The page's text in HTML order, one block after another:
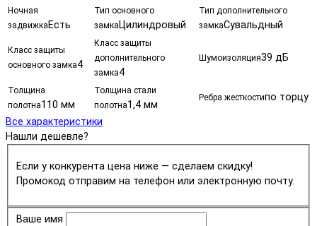
Ночная
задвижка Есть
Тип основного
замка Цилиндровый
Тип дополнительного
замкаСувальдный
Класс защиты
основного замка4
Класс защиты
дополнительного
замка4
Шумоизоляция39 дБ
Толщина
полотна110 мм
Толщина стали
полотна1,4 мм
Ребра жесткостипо торцу
Все характеристики
Нашли дешевле?
Если у конкурента цена ниже — сделаем скидку!
Промокод отправим на телефон или электронную почту.
Ваше имя